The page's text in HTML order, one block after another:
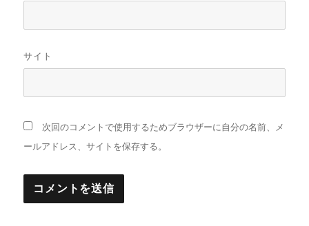
サイト
次回のコメントで使用するためブラウザーに自分の名前、メ
ールアドレス、サイトを保存する。